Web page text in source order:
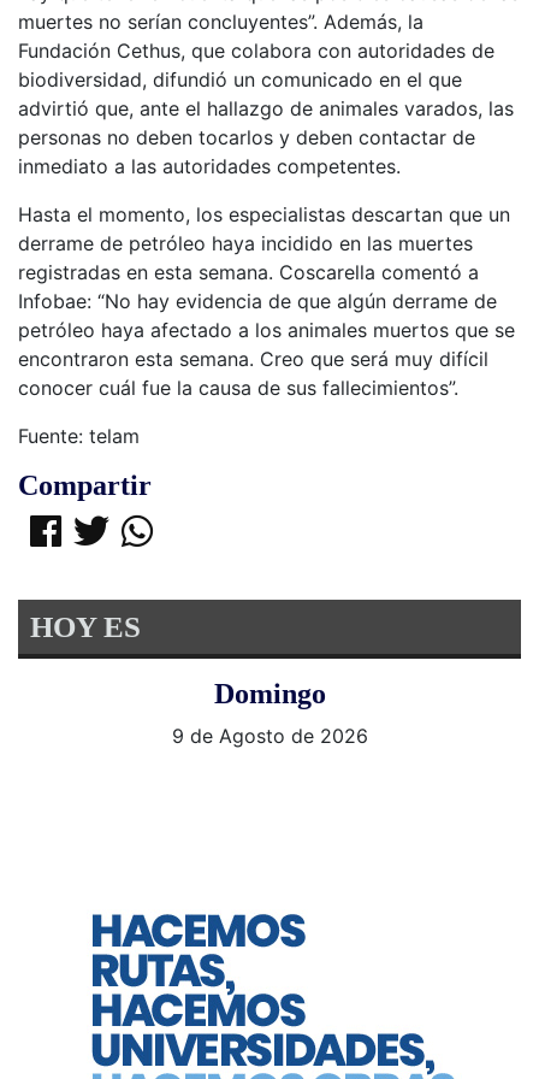
muertes no serían concluyentes”. Además, la
Fundación Cethus, que colabora con autoridades de
biodiversidad, difundió un comunicado en el que
advirtió que, ante el hallazgo de animales varados, las
personas no deben tocarlos y deben contactar de
inmediato a las autoridades competentes.
Hasta el momento, los especialistas descartan que un
derrame de petróleo haya incidido en las muertes
registradas en esta semana. Coscarella comentó a
Infobae: “No hay evidencia de que algún derrame de
petróleo haya afectado a los animales muertos que se
encontraron esta semana. Creo que será muy difícil
conocer cuál fue la causa de sus fallecimientos”.
Fuente: telam
Compartir
HOY ES
Domingo
9 de Agosto de 2026